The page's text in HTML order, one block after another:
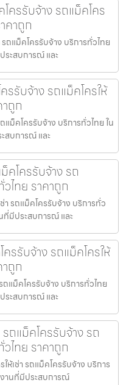
โครรับจ้าง รถแม็คโคร
คาถูก
รถแม็คโครรับจ้าง บริการทั่วไทย
ระสบการณ์ และ
รรับจ้าง รถแม็คโครให้
ถูก
แม็คโครรับจ้าง บริการทั่วไทย ใน
สบการณ์ และ
คโครรับจ้าง รถ
ไทย ราคาถูก
า รถแม็คโครรับจ้าง บริการทั่ว
ที่มีประสบการณ์ และ
รรับจ้าง รถแม็คโครให้
ถูก
ถแม็คโครรับจ้าง บริการทั่วไทย
ระสบการณ์ และ
ถแม็คโครรับจ้าง รถ
ไทย ราคาถูก
ห้เช่า รถแม็คโครรับจ้าง บริการ
านที่มีประสบการณ์